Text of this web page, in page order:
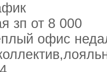
от 8 000
офис